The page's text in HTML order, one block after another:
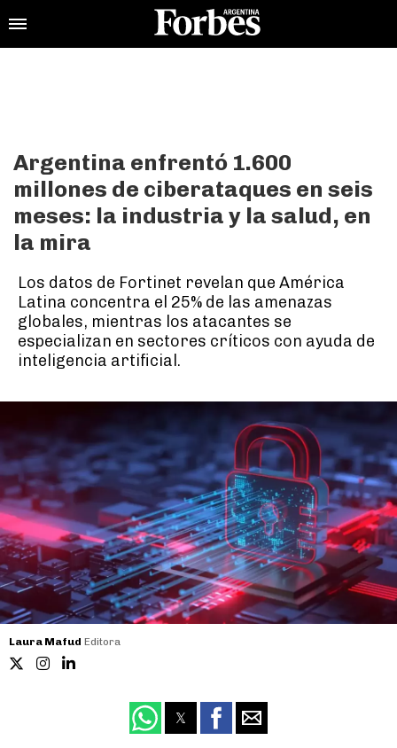
Argentina enfrentó 1.600
millones de ciberataques en seis
meses: la industria y la salud, en
la mira
Los datos de Fortinet revelan que América
Latina concentra el 25% de las amenazas
globales, mientras los atacantes se
especializan en sectores críticos con ayuda de
inteligencia artificial.
Laura Mafud Editora